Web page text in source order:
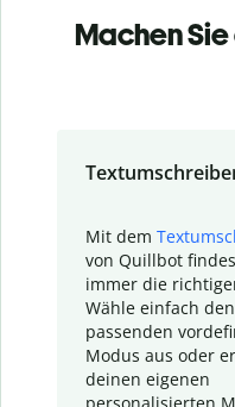
Machen
Mit dem
von Quillbot
immer die
Wähle einfach den
passenden
Modus aus oder
deinen eigenen